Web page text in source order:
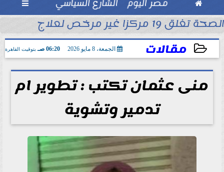
 مصر اليوم الشارع السياسي 
انطلاق الموسم
الصحة تغلق 19 مركزا غير مرخص لعلاج الإدمان والطب النفسي بالمقطم
مقالات الجمعة، 8 مايو 2026 06:20 صـ بتوقيت القاهرة
2026-05-08 06:20:00
منى عثمان تكتب : تطوير ام
تدمير وتشوية